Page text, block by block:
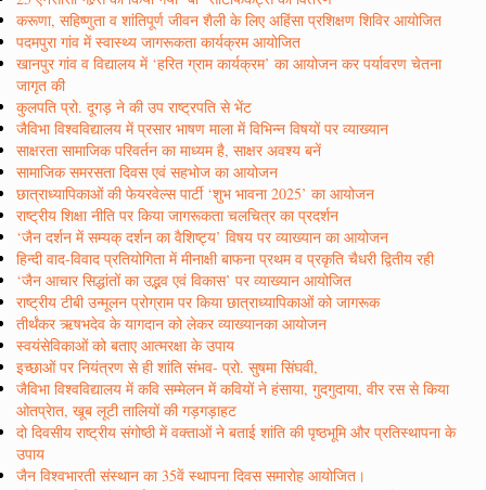
करूणा, सहिष्णुता व शांतिपूर्ण जीवन शैली के लिए अहिंसा प्रशिक्षण शिविर आयोजित
पदमपुरा गांव में स्वास्थ्य जागरूकता कार्यक्रम आयोजित
खानपुर गांव व विद्यालय में ‘हरित ग्राम कार्यक्रम’ का आयोजन कर पर्यावरण चेतना
जागृत की
कुलपति प्रो. दूगड़ ने की उप राष्ट्रपति से भेंट
जैविभा विश्वविद्यालय में प्रसार भाषण माला में विभिन्न विषयों पर व्याख्यान
साक्षरता सामाजिक परिवर्तन का माध्यम है, साक्षर अवश्य बनें
सामाजिक समरसता दिवस एवं सहभोज का आयोजन
छात्राध्यापिकाओं की फेयरवेल्स पार्टी ‘शुभ भावना 2025’ का आयोजन
राष्ट्रीय शिक्षा नीति पर किया जागरूकता चलचित्र का प्रदर्शन
‘जैन दर्शन में सम्यक् दर्शन का वैशिष्ट्य’ विषय पर व्याख्यान का आयोजन
हिन्दी वाद-विवाद प्रतियोगिता में मीनाक्षी बाफना प्रथम व प्रकृति चैधरी द्वितीय रही
‘जैन आचार सिद्धांतों का उद्भव एवं विकास’ पर व्याख्यान आयोजित
राष्ट्रीय टीबी उन्मूलन प्रोग्राम पर किया छात्राध्यापिकाओं को जागरूक
तीर्थंकर ऋषभदेव के यागदान को लेकर व्याख्यानका आयोजन
स्वयंसेविकाओं को बताए आत्मरक्षा के उपाय
इच्छाओं पर नियंत्रण से ही शांति संभव- प्रो. सुषमा सिंघवी,
जैविभा विश्वविद्यालय में कवि सम्मेलन में कवियों ने हंसाया, गुदगुदाया, वीर रस से किया
ओतप्रेात, खूब लूटी तालियों की गड़गड़ाहट
दो दिवसीय राष्ट्रीय संगोष्ठी में वक्ताओं ने बताई शांति की पृष्ठभूमि और प्रतिस्थापना के
उपाय
जैन विश्वभारती संस्थान का 35वें स्थापना दिवस समारोह आयोजित।